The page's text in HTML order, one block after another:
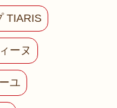
TIARIS
ーヌ
ユ